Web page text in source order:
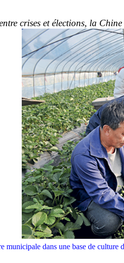
crises et élections, la
municipale dans une base de